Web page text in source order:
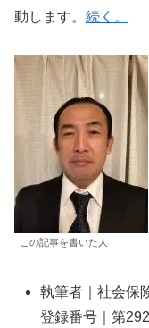
動します。 続く。
この記事を書いた人
執筆者｜社会保
登録番号｜第